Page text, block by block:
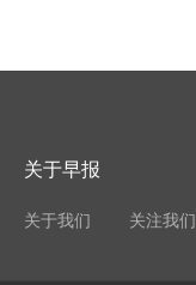
关于早报
关于我们 关注我们